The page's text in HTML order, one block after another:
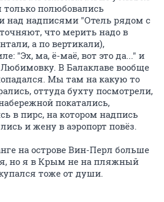
полюбовались
над надписями "Отель рядом с
что мерить надо в
а по вертикали),
"Эх, ма, ё-маё, вот это да..." и
В Балаклаве вообще
Мы там на какую то
оттуда бухту посмотрели,
покатались,
в пирс, на котором надпись
и жену в аэропорт повёз.
на острове Вин-Перл больше
но я в Крым не на пляжный
тоже от души.